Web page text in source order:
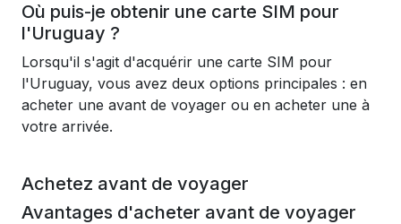
Où puis-je obtenir une carte SIM pour
l'Uruguay ?
Lorsqu'il s'agit d'acquérir une carte SIM pour
l'Uruguay, vous avez deux options principales : en
acheter une avant de voyager ou en acheter une à
votre arrivée.
Achetez avant de voyager
Avantages d'acheter avant de voyager